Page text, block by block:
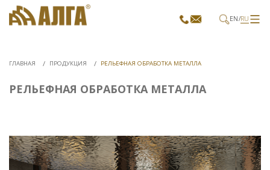
EN RU
ГЛАВНАЯ ПРОДУКЦИЯ РЕЛЬЕФНАЯ ОБРАБОТКА МЕТАЛЛА
РЕЛЬЕФНАЯ ОБРАБОТКА МЕТАЛЛА